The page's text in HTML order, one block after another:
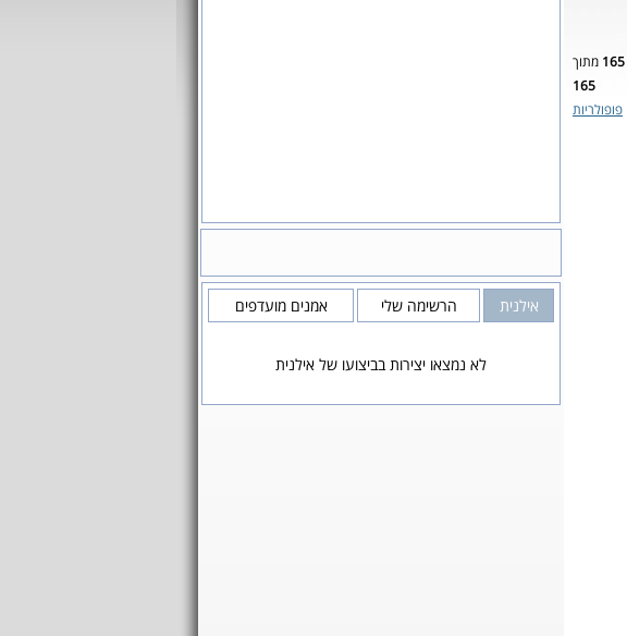
מתוך
165
פופולריות
אילנית הרשימה שלי אמנים מועדפים
לא נמצאו יצירות בביצועו של אילנית